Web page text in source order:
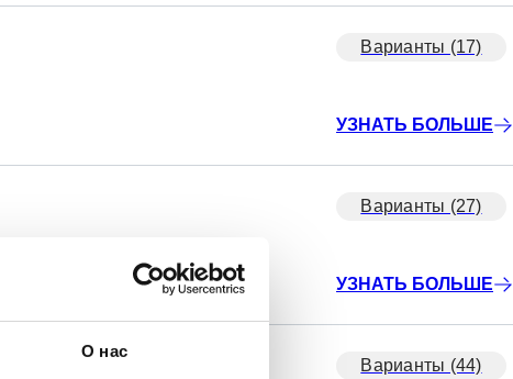
О нас
Варианты (17)
УЗНАТЬ БОЛЬШЕ
Варианты (27)
УЗНАТЬ БОЛЬШЕ
Варианты (44)